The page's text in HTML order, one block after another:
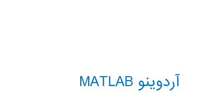
آردوینو MATLAB